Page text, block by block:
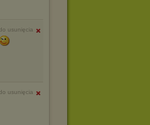
usunięcia
usunięcia